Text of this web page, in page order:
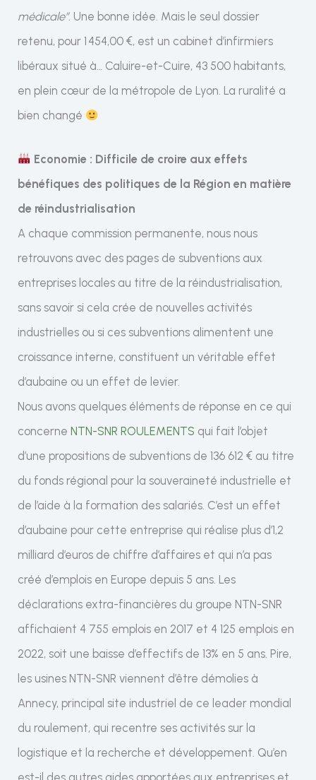
médicale”. Une bonne idée. Mais le seul dossier
retenu, pour 1 454,00 €, est un cabinet d’infirmiers
libéraux situé à… Caluire-et-Cuire, 43 500 habitants,
en plein cœur de la métropole de Lyon. La ruralité a
bien changé
Economie : Difficile de croire aux effets
bénéfiques des politiques de la Région en matière
de réindustrialisation
A chaque commission permanente, nous nous
retrouvons avec des pages de subventions aux
entreprises locales au titre de la réindustrialisation,
sans savoir si cela crée de nouvelles activités
industrielles ou si ces subventions alimentent une
croissance interne, constituent un véritable effet
d’aubaine ou un effet de levier.
Nous avons quelques éléments de réponse en ce qui
concerneNTN-SNR ROULEMENTS qui fait l’objet
d’une propositions de subventions de 136 612 € au titre
du fonds régional pour la souveraineté industrielle et
de l’aide à la formation des salariés. C’est un effet
d’aubaine pour cette entreprise qui réalise plus d’1,2
milliard d’euros de chiffre d’affaires et qui n’a pas
créé d’emplois en Europe depuis 5 ans. Les
déclarations extra-financières du groupe NTN-SNR
affichaient 4 755 emplois en 2017 et 4 125 emplois en
2022, soit une baisse d’effectifs de 13% en 5 ans. Pire,
les usines NTN-SNR viennent d’être démolies à
Annecy, principal site industriel de ce leader mondial
du roulement, qui recentre ses activités sur la
logistique et la recherche et développement. Qu’en
est-il des autres aides apportées aux entreprises et